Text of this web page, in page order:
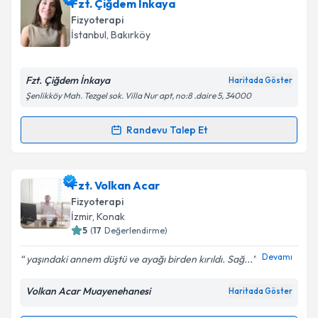
Takvim Talebini Gönder
oluşturun. Size bu uzmandan randevu almanız için bir
takvim hazırlandığında e-posta ile bilgilendireceğiz.
Kişisel verilerimin işlenmesine ilişkin
Metni'ni okudum ve kişisel verilerimin belirtilen
Takvim Talebini Gönder
Fzt. Çiğdem İnkaya
Fizyoterapi
İstanbul, Bakırköy
Fzt. Çiğdem İnkaya Haritada Göster
Şenlikköy Mah. Tezgel sok. Villa Nur apt, no:8 .daire 5, 34000
Randevu Talep Et
Randevu Takvimi Talebi
Fzt. Çiğdem İnkayaiçin randevu takvimi talebi
oluşturun. Size bu uzmandan randevu almanız için bir
takvim hazırlandığında e-posta ile bilgilendireceğiz.
Fzt. Volkan Acar
Fizyoterapi
İzmir, Konak
5 (17 Değerlendirme)
yaşındaki annem düştü ve ayağı birden kırıldı. Sağ... Devamı
Volkan Acar Muayenehanesi Haritada Göster